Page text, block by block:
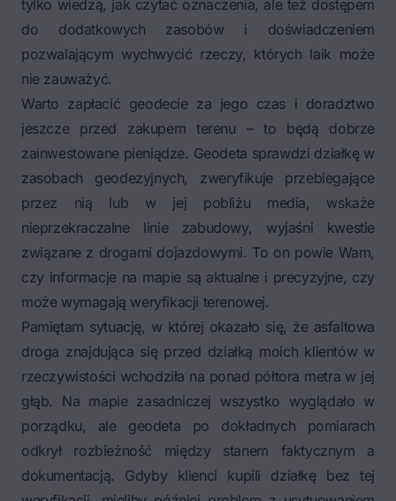
tylko wiedzą, jak czytać oznaczenia, ale też dostępem
do dodatkowych zasobów i doświadczeniem
pozwalającym wychwycić rzeczy, których laik może
nie zauważyć.
Warto zapłacić geodecie za jego czas i doradztwo
jeszcze przed zakupem terenu – to będą dobrze
zainwestowane pieniądze. Geodeta sprawdzi działkę w
zasobach geodezyjnych, zweryfikuje przebiegające
przez nią lub w jej pobliżu media, wskaże
nieprzekraczalne linie zabudowy, wyjaśni kwestie
związane z drogami dojazdowymi. To on powie Wam,
czy informacje na mapie są aktualne i precyzyjne, czy
może wymagają weryfikacji terenowej.
Pamiętam sytuację, w której okazało się, że asfaltowa
droga znajdująca się przed działką moich klientów w
rzeczywistości wchodziła na ponad półtora metra w jej
głąb. Na mapie zasadniczej wszystko wyglądało w
porządku, ale geodeta po dokładnych pomiarach
odkrył rozbieżność między stanem faktycznym a
dokumentacją. Gdyby klienci kupili działkę bez tej